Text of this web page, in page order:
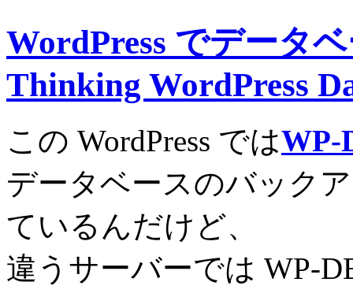
WordPress でデータ
Thinking WordPress
この WordPress ではWP-
データベースのバック
ているんだけど、
違うサーバーでは WP-